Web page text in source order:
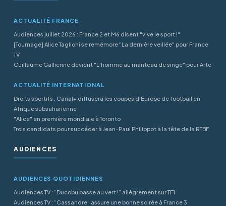
ACTUALITÉ FRANCE
Audiences juillet 2026 : France 2 et M6 disent "vive le sport !"
[Tournage] Alice Taglioni se remémore "La dernière veillée" pour France
TV
Guillaume Gallienne devient "L’homme au manteau de singe" pour Arte
ACTUALITÉ INTERNATIONAL
Droits sportifs : Canal+ diffusera les coupes d’Europe de football en
Afrique subsaharienne
"Alice" en première mondiale à Toronto
Trois candidats pour succéder à Jean-Paul Philippot à la tête de la RTBF
AUDIENCES
AUDIENCES QUOTIDIENNES
Audiences TV : “Ducobu passe au vert !” allègrement sur TF1
Audiences TV : “Cassandre” assure une bonne soirée à France 3